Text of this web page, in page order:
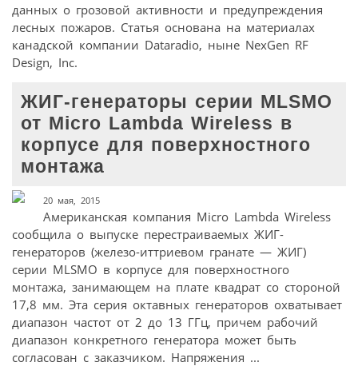
данных о грозовой активности и предупреждения
лесных пожаров. Статья основана на материалах
канадской компании Dataradio, ныне NexGen RF
Design, Inc.
ЖИГ-генераторы серии MLSMO
от Micro Lambda Wireless в
корпусе для поверхностного
монтажа
20 мая, 2015
Американская компания Micro Lambda Wireless
сообщила о выпуске перестраиваемых ЖИГ-
генераторов (железо-иттриевом гранате — ЖИГ)
серии MLSMO в корпусе для поверхностного
монтажа, занимающем на плате квадрат со стороной
17,8 мм. Эта серия октавных генераторов охватывает
диапазон частот от 2 до 13 ГГц, причем рабочий
диапазон конкретного генератора может быть
согласован с заказчиком. Напряжения ...